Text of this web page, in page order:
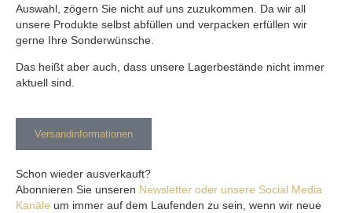
Auswahl, zögern Sie nicht auf uns zuzukommen. Da wir all
unsere Produkte selbst abfüllen und verpacken erfüllen wir
gerne Ihre Sonderwünsche.
Das heißt aber auch, dass unsere Lagerbestände nicht immer
aktuell sind.
Versandinformationen
Schon wieder ausverkauft?
Abonnieren Sie unseren Newsletter oder unsere Social Media
Kanäle um immer auf dem Laufenden zu sein, wenn wir neue